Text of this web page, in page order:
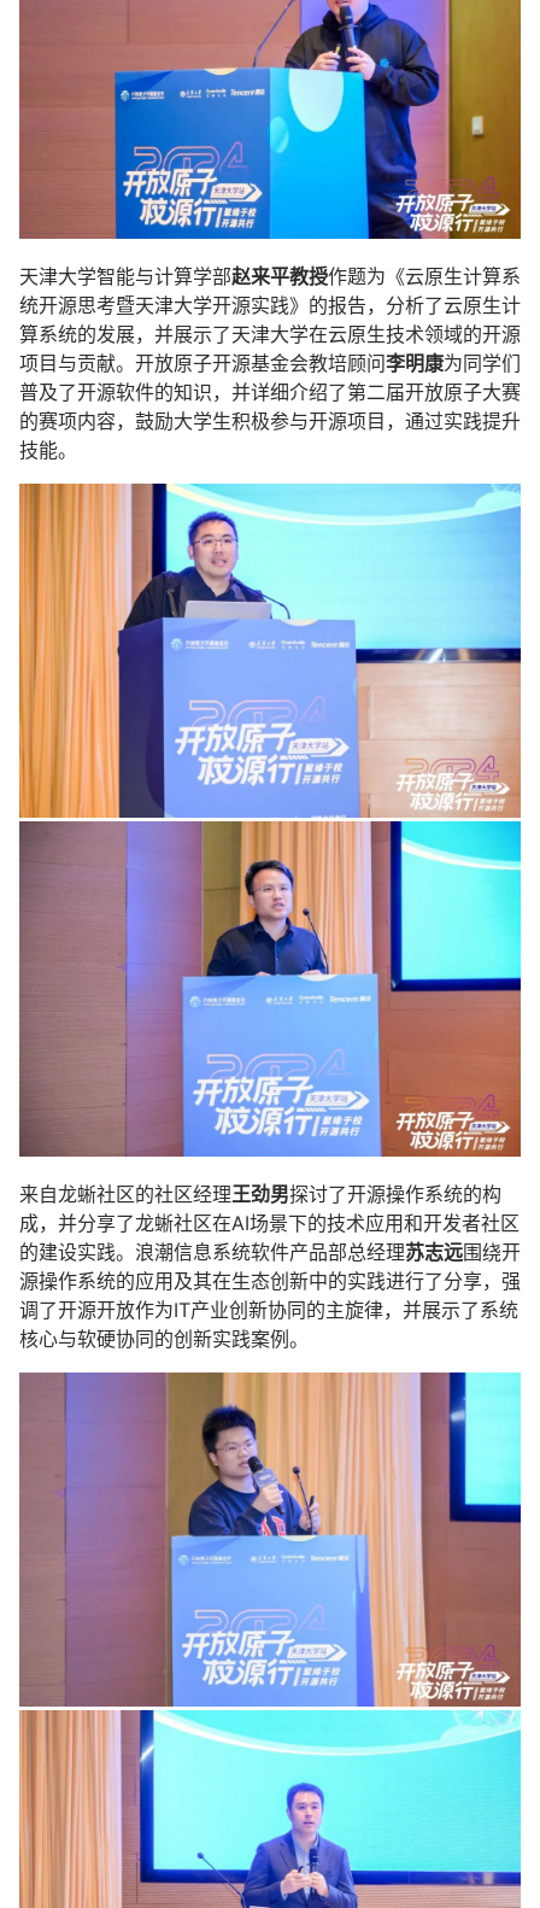
天津大学智能与计算学部赵来平教授作题为《云原生计算系
统开源思考暨天津大学开源实践》的报告，分析了云原生计
算系统的发展，并展示了天津大学在云原生技术领域的开源
项目与贡献。开放原子开源基金会教培顾问李明康为同学们
普及了开源软件的知识，并详细介绍了第二届开放原子大赛
的赛项内容，鼓励大学生积极参与开源项目，通过实践提升
技能。
来自龙蜥社区的社区经理王劲男探讨了开源操作系统的构
成，并分享了龙蜥社区在AI场景下的技术应用和开发者社区
的建设实践。浪潮信息系统软件产品部总经理苏志远围绕开
源操作系统的应用及其在生态创新中的实践进行了分享，强
调了开源开放作为IT产业创新协同的主旋律，并展示了系统
核心与软硬协同的创新实践案例。